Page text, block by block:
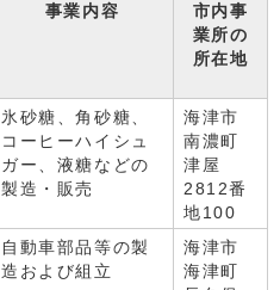
事業内容
市内事
業所の
所在地
氷砂糖、角砂糖、
コーヒーハイシュ
ガー、液糖などの
製造・販売
海津市
南濃町
津屋
2812番
地100
自動車部品等の製
造および組立
海津市
海津町